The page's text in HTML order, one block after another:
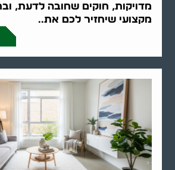
מדויקות, חוקים שחובה לדעת,
מקצועי שיחזיר לכם את..